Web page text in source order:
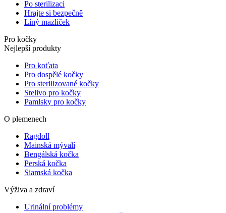
Po sterilizaci
Hrajte si bezpečně
Líný mazlíček
Pro kočky
Nejlepší produkty
Pro koťata
Pro dospělé kočky
Pro sterilizované kočky
Stelivo pro kočky
Pamlsky pro kočky
O plemenech
Ragdoll
Mainská mývalí
Bengálská kočka
Perská kočka
Siamská kočka
Výživa a zdraví
Urinální problémy